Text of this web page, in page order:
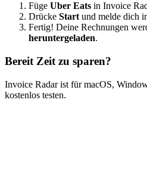
Füge Uber Eats in Invoice
Drücke Start und melde dich
Fertig! Deine Rechnungen
heruntergeladen.
Bereit Zeit zu sparen?
Invoice Radar ist für macOS,
kostenlos testen.